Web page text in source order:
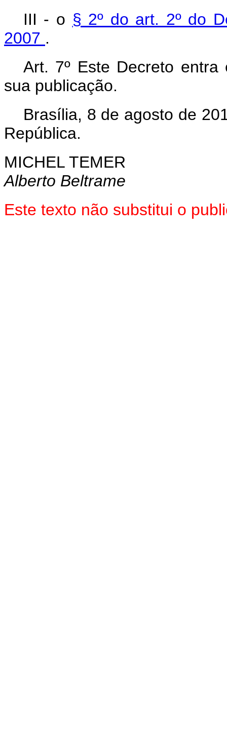
III - o § 2º do art. 2º do
2007 .
Art. 7º Este Decreto
sua publicação.
Brasília, 8 de agosto de
República.
MICHEL TEMER
Alberto Beltrame
Este texto não substitui o